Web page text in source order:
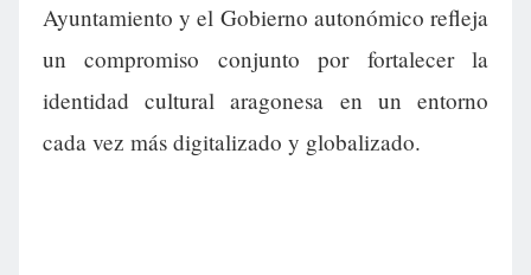
Ayuntamiento y el Gobierno autonómico refleja
un compromiso conjunto por fortalecer la
identidad cultural aragonesa en un entorno
cada vez más digitalizado y globalizado.